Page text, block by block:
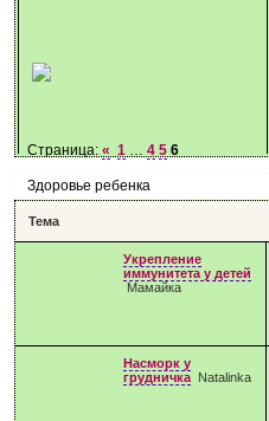
Здоровье ребенка
Страница:« 1 … 4 5 6
Тема
Укрепление
иммунитета у детей
Мамайка
Насморк у
грудничка Natalinka